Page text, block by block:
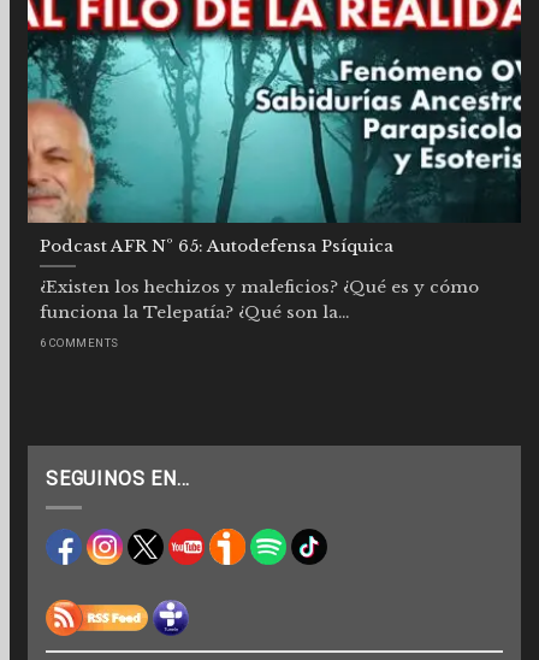
Podcast AFR Nº 65: Autodefensa Psíquica
¿Existen los hechizos y maleficios? ¿Qué es y cómo
funciona la Telepatía? ¿Qué son la...
6 COMMENTS
SEGUINOS EN…